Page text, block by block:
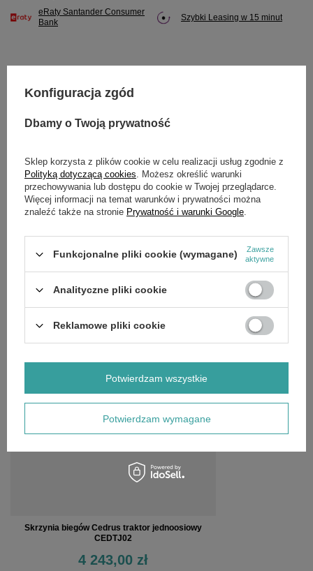
eRaty Santander Consumer
Bank
Szybki Leasing w 15 minut
Potrzebujesz pomocy? Masz pytania?
najciekawsze pytania i odpowiedzi publikując
SZCZEGÓŁOWE DANE
Symbol 97601
OPINIE (0)
Skrzynia biegów Cedrus traktor jednoosiowy
CEDTJ02
4 243,00 zł
Konfiguracja zgód
Dbamy o Twoją prywatność
Sklep korzysta z plików cookie w celu realizacji usług zgodnie z
Polityką dotyczącą cookies . Możesz określić warunki
przechowywania lub dostępu do cookie w Twojej przeglądarce.
Więcej informacji na temat warunków i prywatności można
znaleźć także na stronie Prywatność i warunki Google
Funkcjonalne pliki cookie (wymagane)
Zawsze
aktywne
Analityczne pliki cookie
Reklamowe pliki cookie
Potwierdzam wymagane
Potwierdzam wszystkie